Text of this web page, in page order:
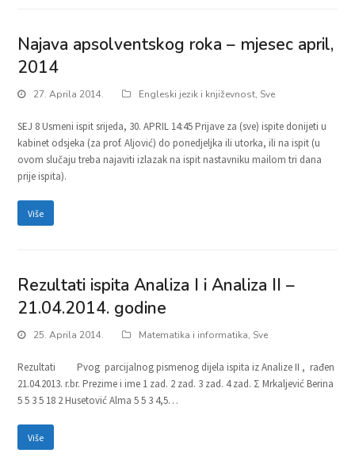
Najava apsolventskog roka – mjesec april,
2014
27. Aprila 2014. Engleski jezik i književnost, Sve
SEJ 8 Usmeni ispit srijeda, 30. APRIL 14:45 Prijave za (sve) ispite donijeti u
kabinet odsjeka (za prof. Aljović) do ponedjeljka ili utorka, ili na ispit (u
ovom slučaju treba najaviti izlazak na ispit nastavniku mailom tri dana
prije ispita).
Više
Rezultati ispita Analiza I i Analiza II –
21.04.2014. godine
25. Aprila 2014. Matematika i informatika, Sve
Rezultati Pvog parcijalnog pismenog dijela ispita iz Analize II , rađen
21.04.2013. r.br. Prezime i ime 1 zad. 2 zad. 3 zad. 4 zad. Σ Mrkaljević Berina
5 5 3 5 18 2 Husetović Alma 5 5 3 4,5…
Više